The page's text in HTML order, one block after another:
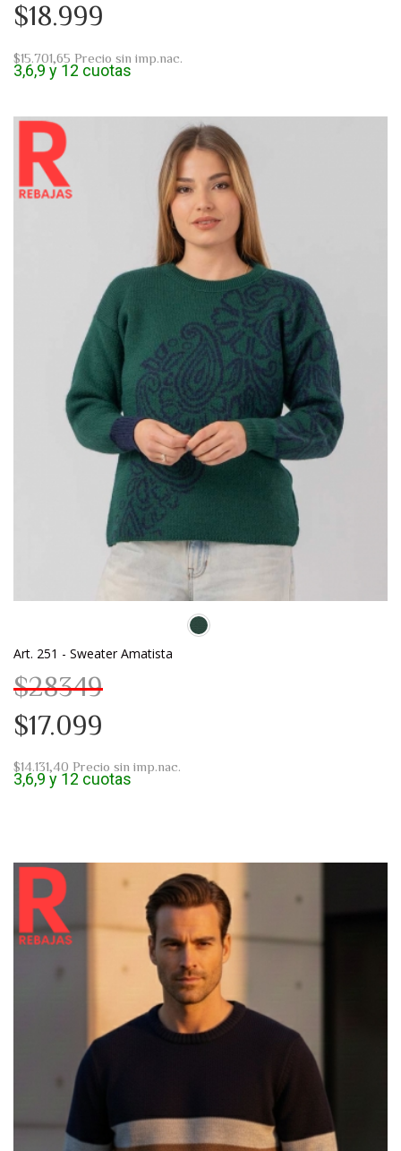
$18.999
$15.701,65 Precio sin imp.nac.
3,6,9 y 12 cuotas
Art. 251 - Sweater Amatista
$28349
$17.099
$14.131,40 Precio sin imp.nac.
3,6,9 y 12 cuotas